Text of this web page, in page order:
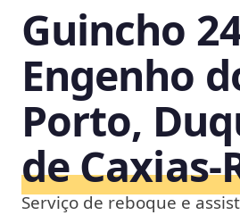
Guincho
Engenho
Porto,
de
Serviço de reboque e